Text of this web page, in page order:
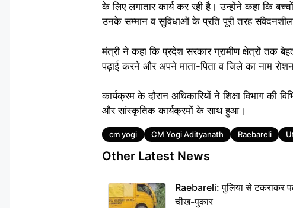
के लिए लगातार कार्य कर रही है। उन्होंने कहा कि
उनके सम्मान व सुविधाओं के प्रति पूरी तरह
मंत्री ने कहा कि प्रदेश सरकार ग्रामीण क्षेत्रों तक
पढ़ाई करने और अपने माता-पिता व जिले का नाम
कार्यक्रम के दौरान अधिकारियों ने शिक्षा विभाग की
और सांस्कृतिक कार्यक्रमों के साथ हुआ।
Tags
cm yogi CM Yogi Adityanath Raebareli
Other Latest News
Raebareli: पुलिया से टकराकर
चीख-पुकार